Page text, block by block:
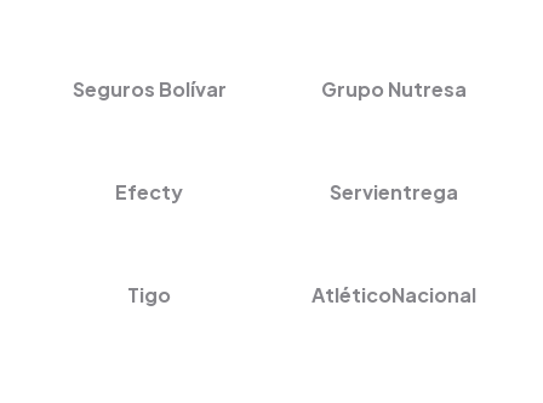
Seguros Bolívar Grupo Nutresa
Efecty Servientrega
Tigo AtléticoNacional